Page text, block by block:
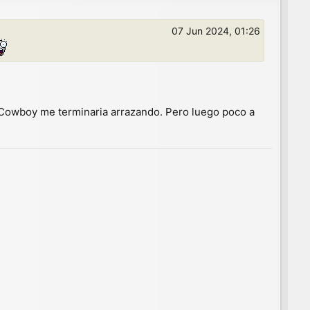
07 Jun 2024, 01:26
me terminaria arrazando. Pero luego poco a